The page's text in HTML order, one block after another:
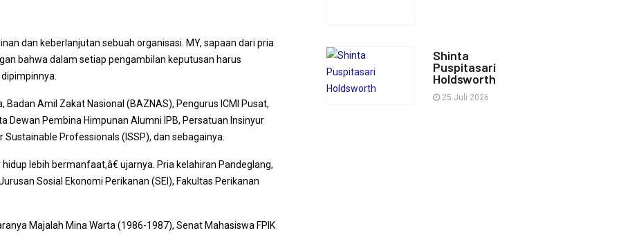
dan keberlanjutan sebuah organisasi. MY, sapaan dari pria
bahwa dalam setiap pengambilan keputusan harus
Amil Zakat Nasional (BAZNAS), Pengurus ICMI Pusat,
Dewan Pembina Himpunan Alumni IPB, Persatuan Insinyur
Professionals (ISSP), dan sebagainya.
lebih bermanfaat,â€ ujarnya. Pria kelahiran Pandeglang,
Sosial Ekonomi Perikanan (SEI), Fakultas Perikanan
Majalah Mina Warta (1986-1987), Senat Mahasiswa FPIK
Shinta
Puspitasari
Holdsworth
25 Juli 2026